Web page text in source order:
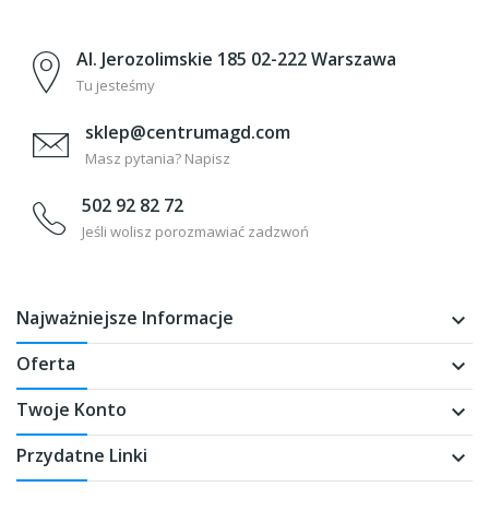
Al. Jerozolimskie 185 02-222 Warszawa
Tu jesteśmy
sklep@centrumagd.com
Masz pytania? Napisz
502 92 82 72
Jeśli wolisz porozmawiać zadzwoń
Najważniejsze Informacje keyboard_arrow_down
Oferta keyboard_arrow_down
Twoje Konto keyboard_arrow_down
Przydatne Linki keyboard_arrow_down